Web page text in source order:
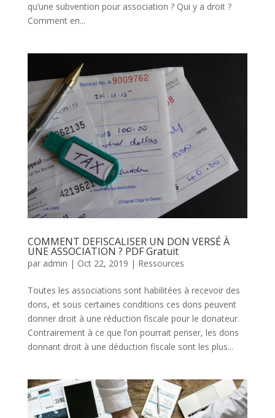
qu’une subvention pour association ? Qui y a droit ?
Comment en...
COMMENT DEFISCALISER UN DON VERSÉ À
UNE ASSOCIATION ? PDF Gratuit
par admin | Oct 22, 2019 | Ressources
Toutes les associations sont habilitées à recevoir des
dons, et sous certaines conditions ces dons peuvent
donner droit à une réduction fiscale pour le donateur.
Contrairement à ce que l’on pourrait penser, les dons
donnant droit à une déduction fiscale sont les plus...